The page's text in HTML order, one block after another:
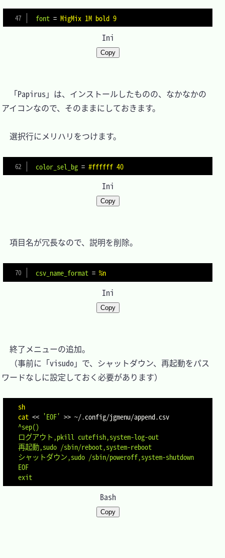
font = MigMix 1M bold 9
Ini
Copy
「Papirus」は、インストールしたものの、なかなかの
アイコンなので、そのままにしておきます。
選択行にメリハリをつけます。
color_sel_bg = #ffffff 40
Ini
Copy
項目名が冗長なので、説明を削除。
csv_name_format = %n
Ini
Copy
終了メニューの追加。
（事前に「visudo」で、シャットダウン、再起動をパス
ワードなしに設定しておく必要があります）
sh
cat << 'EOF' >> ~/.config/jgmenu/append.csv
^sep()
ログアウト,pkill cutefish,system-log-out
再起動,sudo /sbin/reboot,system-reboot
シャットダウン,sudo /sbin/poweroff,system-shutdown
EOF
exit
Bash
Copy